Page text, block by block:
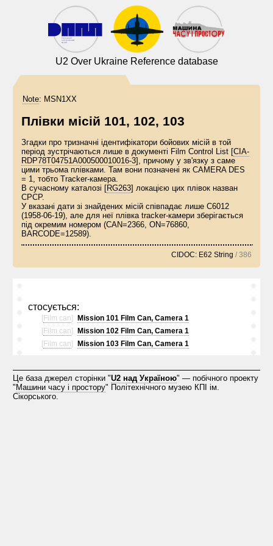
U2 Over Ukraine Reference database
Note: MSN1XX
Плівки місій 101, 102, 103
Згадки про тризначні ідентифікатори бойових місій в той
період зустрічаються лише в документі Film Control List [CIA-
RDP78T04751A000500010016-3], причому у зв'язку з саме
цими трьома плівками. Там вони позначені як CAMERA DES
= 1, тобто Tracker-камера.
В сучасному каталозі [RG263] локацією цих плівок назван
CPCP.
У вказані дати зі знайдених місій співпадає лише C6012
(1958-06-19), але для неї плівка tracker-камери зберігається
під окремим номером (CAN=2366, ON=76860,
BARCODE=12589).
CIDOC: E62 String / 386
стосується:
[Film can]
Mission 101 Film Can, Camera 1
[Film can]
Mission 102 Film Can, Camera 1
[Film can] Mission 103 Film Can, Camera 1
Це база джерел сторінки "U2 над Україною" — побічного проекту
" Машини часу і простору" Політехнічного музею КПІ ім.
Сікорського.